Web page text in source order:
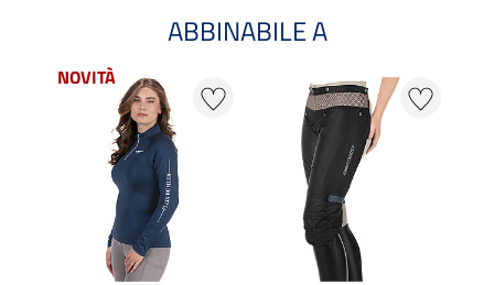
ABBINABILE A
NOVITÀ